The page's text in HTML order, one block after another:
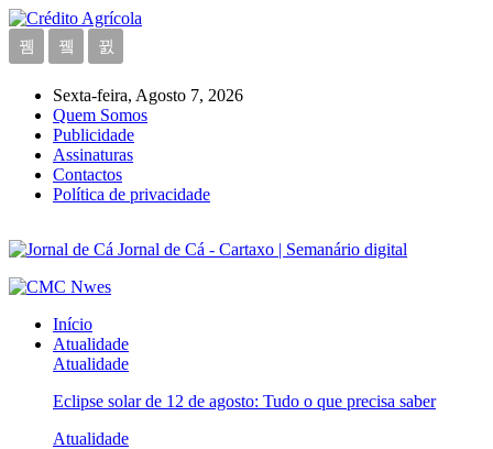
Sexta-feira, Agosto 7, 2026
Quem Somos
Publicidade
Assinaturas
Contactos
Política de privacidade
Jornal de Cá - Cartaxo | Semanário digital
Início
Atualidade
Atualidade
Eclipse solar de 12 de agosto: Tudo o que precisa saber
Atualidade